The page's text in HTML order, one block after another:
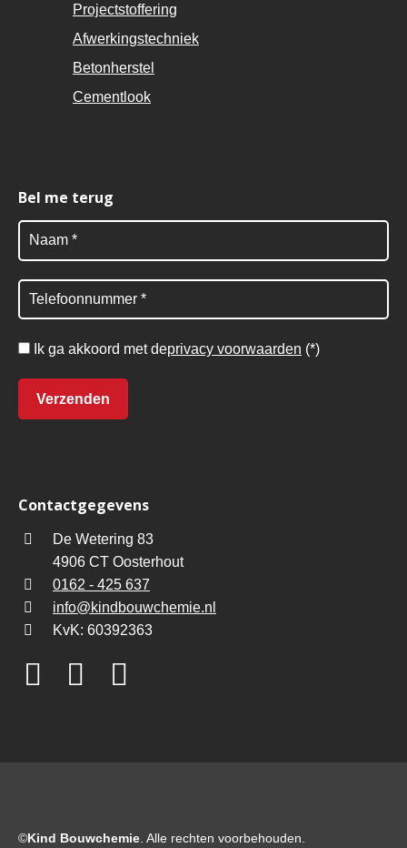
Projectstoffering
Afwerkingstechniek
Betonherstel
Cementlook
Bel me terug
Ik ga akkoord met deprivacy voorwaarden (*)
Contactgegevens
De Wetering 83
4906 CT Oosterhout
0162 - 425 637
info@kindbouwchemie.nl
KvK: 60392363
©Kind Bouwchemie . Alle rechten voorbehouden.